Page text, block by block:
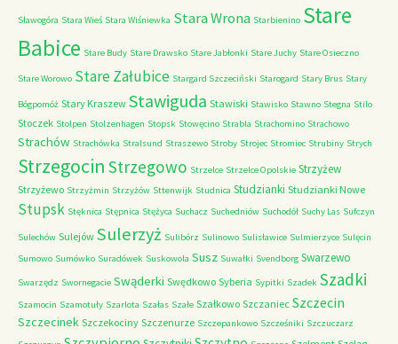
Sławogóra Stara Wieś Stara Wiśniewka Stara Wrona Starbienino Stare
Babice Stare Budy Stare Drawsko Stare Jabłonki Stare Juchy Stare Osieczno
Stare Worowo Stare Załubice Stargard Szczeciński Starogard Stary Brus Stary
Bógpomóż Stary Kraszew Stawiguda Stawiski Stawisko Stawno Stegna Stilo
Stoczek Stolpen Stolzenhagen Stopsk Stowęcino Strabla Strachomino Strachowo
Strachów Strachówka Stralsund Straszewo Stroby Strojec Stromiec Strubiny Strych
Strzegocin Strzegowo Strzelce Strzelce Opolskie Strzyżew
Strzyżewo Strzyżmin Strzyżów Sttenwijk Studnica Studzianki Studzianki Nowe
Stupsk Stęknica Stępnica Stężyca Suchacz Suchedniów Suchodół Suchy Las Sufczyn
Sulechów Sulejów Sulerzyż Sulibórz Sulinowo Sulisławice Sulmierzyce Sulęcin
Sumowo Sumówko Suradówek Suskowola Susz Suwałki Svendborg Swarzewo
Swarzędz Swornegacie Swąderki Swędkowo Syberia Sypitki Szadek Szadki
Szamocin Szamotuły Szarlota Szałas Szałe Szałkowo Szczaniec Szczecin
Szczecinek Szczekociny Szczenurze Szczepankowo Szcześniki Szczuczarz